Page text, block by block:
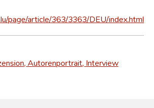
page/article/363/3363/DEU/index.html
Autorenportrait, Interview